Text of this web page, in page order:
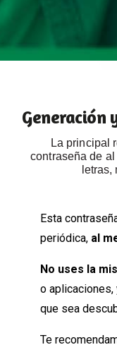
Generación
La principal
contraseña de
Esta
periódica, al
No uses la
o
que sea
Te